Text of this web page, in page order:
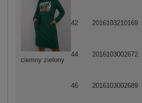
ciemny zielony
42 2016103210169
44 2016103002672
46 2016103002689